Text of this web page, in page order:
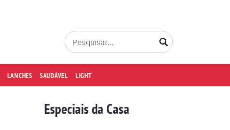
LANCHES SAUDÁVEL LIGHT
Especiais da Casa